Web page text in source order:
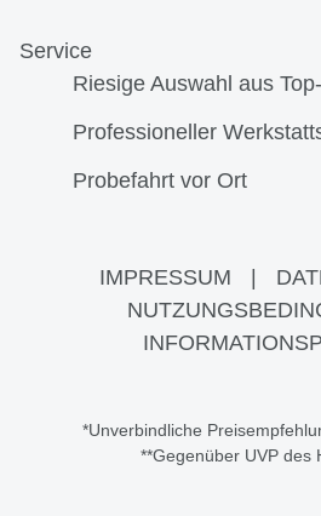
Service
Riesige Auswahl aus
Professioneller
Probefahrt vor Ort
IMPRESSUM
*Unverbindliche
**Gegenüber UVP des